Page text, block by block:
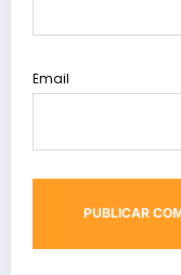
Email